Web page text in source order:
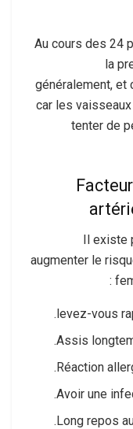
Au cours des 24
la
généralement, et
car les
tenter de
Il existe
augmenter le
levez-vous
Assis
Réaction
Avoir une
Long repos